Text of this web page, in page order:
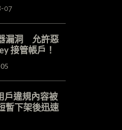
07
漏洞 允許惡
接管帳戶！
戶違規內容被
暫下架後迅速